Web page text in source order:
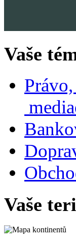
Vaše
Vaše